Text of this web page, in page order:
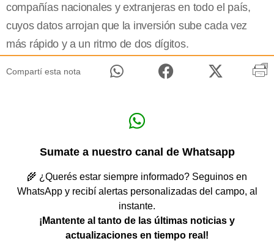
compañías nacionales y extranjeras en todo el país,
cuyos datos arrojan que la inversión sube cada vez
más rápido y a un ritmo de dos dígitos.
Compartí esta nota
Sumate a nuestro canal de Whatsapp
🌾 ¿Querés estar siempre informado? Seguinos en
WhatsApp y recibí alertas personalizadas del campo, al
instante.
¡Mantente al tanto de las últimas noticias y
actualizaciones en tiempo real!